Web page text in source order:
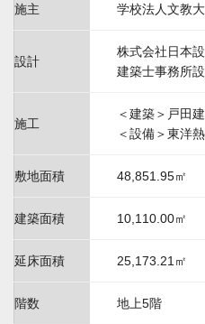
施主 学校法人文教
設計
株式会社日本
建築士事務所
施工
＜建築＞戸田
＜設備＞東洋
敷地面積 48,851.95㎡
建築面積 10,110.00㎡
延床面積 25,173.21㎡
階数 地上5階